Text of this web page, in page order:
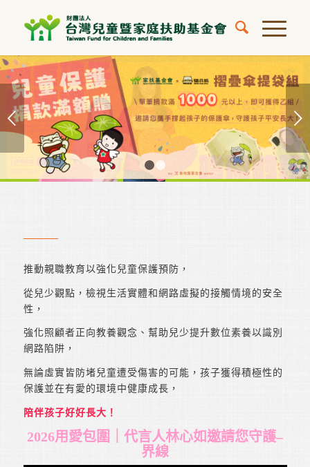
下一頁
1 2
推動親職教育以強化兒童保護預防，
從兒少觀點，檢視生活實體和網路虛擬的接觸情境的安全
性，
強化照顧者正向教養觀念、幫助兒少提升數位素養以識別
網路陷阱，
無論虛實皆防堵兒童遭受傷害的可能，孩子獲得積極性的
保護並在有愛的環境中健康成長，
陪伴孩子好好長大！
2026用愛包圍｜代言人林心如邀請您守護–
界線